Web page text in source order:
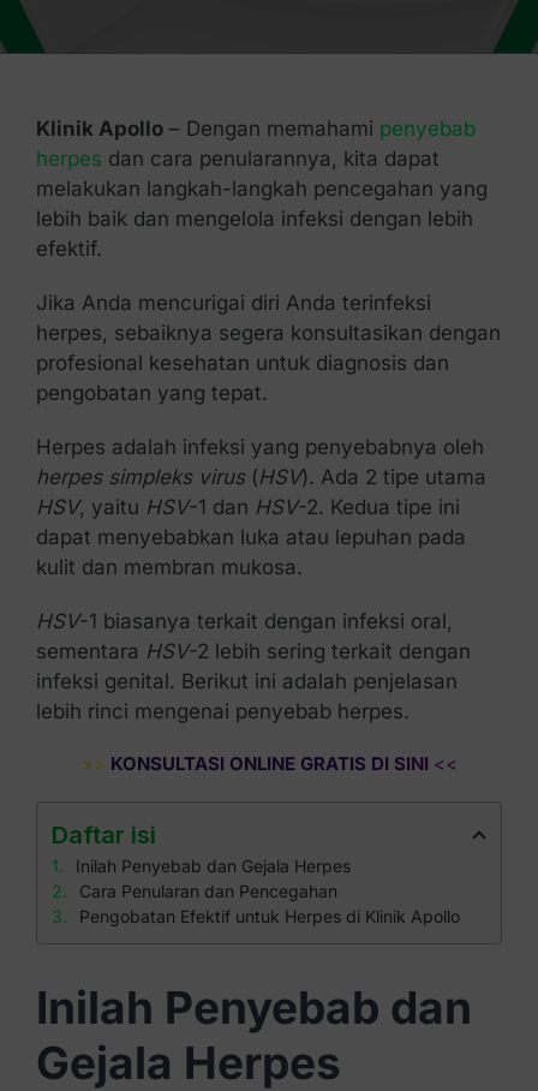
Klinik Apollo– Dengan memahami penyebab
herpes dan cara penularannya, kita dapat
melakukan langkah-langkah pencegahan yang
lebih baik dan mengelola infeksi dengan lebih
efektif.
Jika Anda mencurigai diri Anda terinfeksi
herpes, sebaiknya segera konsultasikan dengan
profesional kesehatan untuk diagnosis dan
pengobatan yang tepat.
Herpes adalah infeksi yang penyebabnya oleh
herpes simpleks virus(HSV). Ada 2 tipe utama
HSV, yaitu HSV-1 dan HSV-2. Kedua tipe ini
dapat menyebabkan luka atau lepuhan pada
kulit dan membran mukosa.
HSV-1 biasanya terkait dengan infeksi oral,
sementara HSV-2 lebih sering terkait dengan
infeksi genital. Berikut ini adalah penjelasan
lebih rinci mengenai penyebab herpes.
>> KONSULTASI ONLINE GRATIS DI SINI <<
Daftar isi
Inilah Penyebab dan Gejala Herpes
Cara Penularan dan Pencegahan
Pengobatan Efektif untuk Herpes di Klinik Apollo
Inilah Penyebab dan
Gejala Herpes